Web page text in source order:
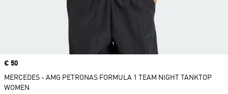
Price
€ 50
MERCEDES - AMG PETRONAS FORMULA 1 TEAM NIGHT TANKTOP
WOMEN